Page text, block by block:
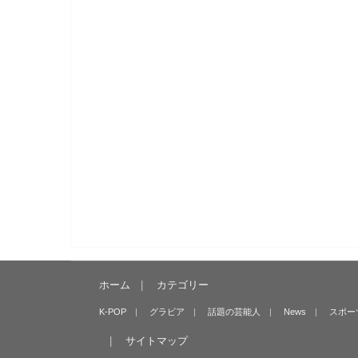
ホーム カテゴリー
K-POP グラビア 話題の芸能人 News スポー
サイトマップ